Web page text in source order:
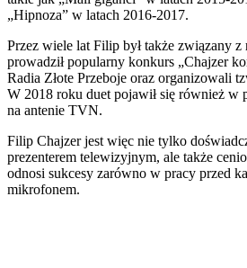
„Hipnoza” w latach 2016-2017.
Przez wiele lat Filip był także związany
prowadził popularny konkurs „Chajzer
Radia Złote Przeboje oraz organizowali
W 2018 roku duet pojawił się również w
na antenie TVN.
Filip Chajzer jest więc nie tylko
prezenterem telewizyjnym, ale także
odnosi sukcesy zarówno w pracy przed
mikrofonem.